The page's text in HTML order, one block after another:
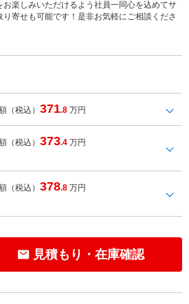
楽しみいただけるよう社員一同心を込めてサ
寄せも可能です！是非お気軽にご相談くださ
（税込）371.8 万円
（税込）373.4 万円
（税込）378.8 万円
見積もり・在庫確認